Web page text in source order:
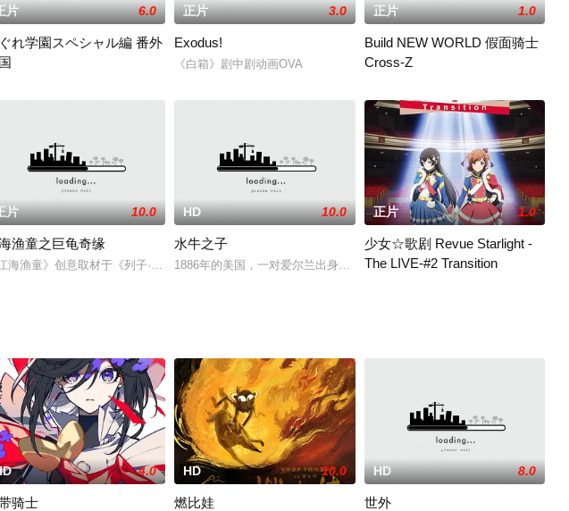
神奇旅程。 &nbsp; &nbsp; &nbsp; &nbsp;
片 6.0
れ学園スペシャル編 番外
アイドル転入生の秘密その超エリート校には、落ちこぼれを隔離する特別学級の3年P組があった。そん
正片 3.0
Exodus!
《白箱》剧中剧动画OVA
正片 1.0
Build NEW WORLD 假面骑士
Cross-Z
2018年8月に放送終了した特撮ドラ
片 10.0
渔童之巨龟奇缘
江海渔童》创意取材于《列子·汤问》中“龙伯钓鳌”的传说，并结合南通的历史文化与风土人情加以精心创作。
HD 10.0
水牛之子
1886年的美国，一对爱尔兰出身的孤儿兄妹，12岁的汤姆和9岁的玛丽，为
正片 1.0
少女☆歌剧 Revue Starlight -
The LIVE-#2 Transition
4.0
骑士
HD 10.0
燃比娃
HD 8.0
世外